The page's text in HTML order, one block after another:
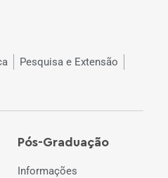
Pesquisa e Extensão
Pós-Graduação
Informações